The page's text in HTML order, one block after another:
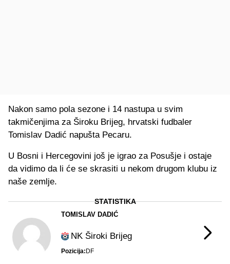
Nakon samo pola sezone i 14 nastupa u svim
takmičenjima za Široku Brijeg, hrvatski fudbaler
Tomislav Dadić napušta Pecaru.
U Bosni i Hercegovini još je igrao za Posušje i ostaje
da vidimo da li će se skrasiti u nekom drugom klubu iz
naše zemlje.
TOMISLAV DADIĆ
NK Široki Brijeg
Pozicija: DF
STATISTIKA